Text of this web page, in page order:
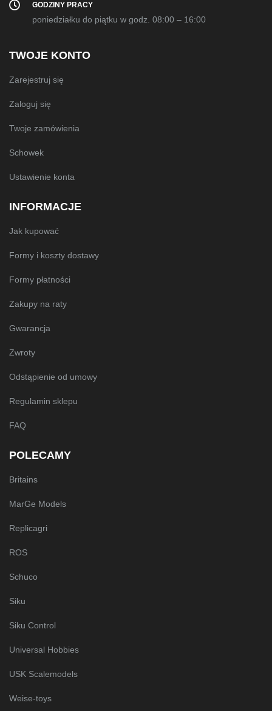
GODZINY PRACY
poniedziałku do piątku w godz. 08:00 – 16:00
TWOJE KONTO
Zarejestruj się
Zaloguj się
Twoje zamówienia
Schowek
Ustawienie konta
INFORMACJE
Jak kupować
Formy i koszty dostawy
Formy płatności
Zakupy na raty
Gwarancja
Zwroty
Odstąpienie od umowy
Regulamin sklepu
FAQ
POLECAMY
Britains
MarGe Models
Replicagri
ROS
Schuco
Siku
Siku Control
Universal Hobbies
USK Scalemodels
Weise-toys